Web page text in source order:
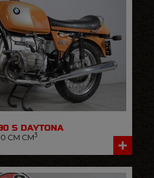
S DAYTONA
CM CM3
DÉTAILLÉE